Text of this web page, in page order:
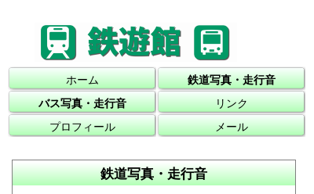
ホーム
鉄道写真・走行音
バス写真・走行音
リンク
プロフィール
メール
鉄道写真・走行音